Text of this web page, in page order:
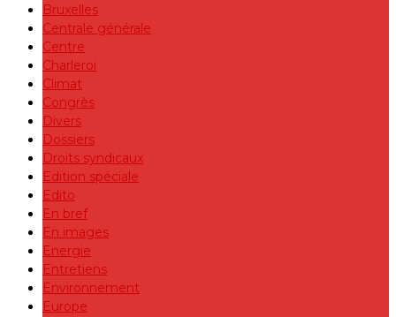
Bruxelles
Centrale générale
Centre
Charleroi
Climat
Congrès
Divers
Dossiers
Droits syndicaux
Edition spéciale
Edito
En bref
En images
Energie
Entretiens
Environnement
Europe